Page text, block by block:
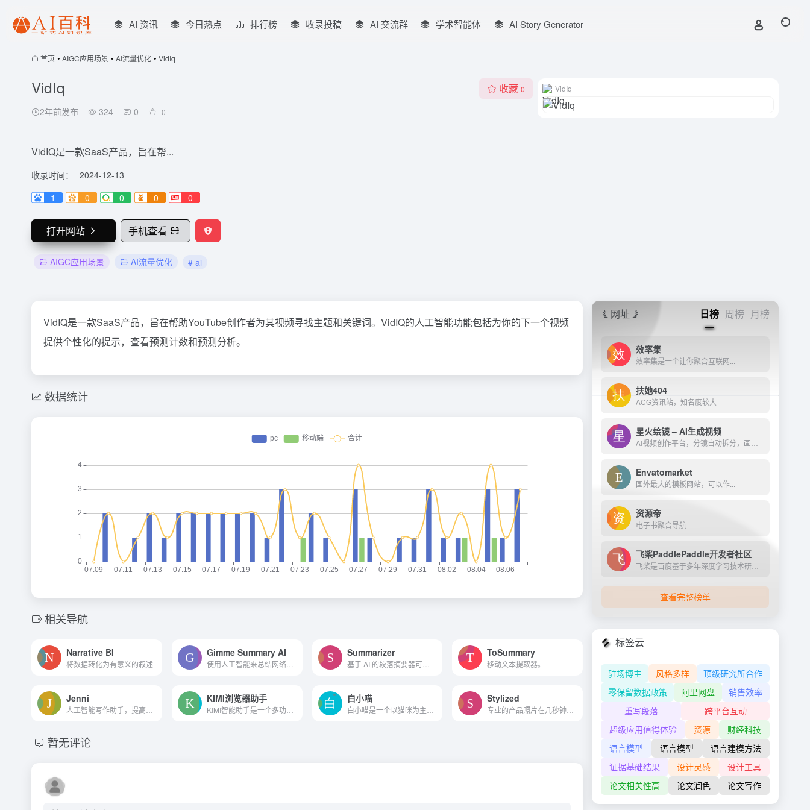
AI 资讯 今日热点 排行榜 收录投稿 AI 交流群 学术智能体 AI Story Generator
首页 • AIGC应用场景 • AI流量优化 • VidIq
VidIq
2年前发布 324 0 0
收藏 0
VidIQ是一款SaaS产品，旨在帮...
收录时间：
2024-12-13
1
0 0 0 0
打开网站 手机查看
AIGC应用场景 AI流量优化 # ai
VidIq
VidIQ是一款SaaS产品，旨在帮助YouTube创作者为其视频寻找主题和关键词。VidIQ的人工智能功能包括为你的下一个视频
提供个性化的提示，查看预测计数和预测分析。
数据统计
相关导航
Narrative BI
将数据转化为有意义的叙述
Gimme Summary AI
使用人工智能来总结网络上的文章。
Summarizer
基于 AI 的段落摘要器可确保准确性并在摘要文本时保持原始上下文。
ToSummary
移动文本提取器。
Jenni KIMI浏览器助手
KIMI智能助手是一个多功能的浏览器扩展工具，它通过智能化的交互方式，为用户提供了一种新的信息获取和处理方式。
白小喵 Stylized
暂无评论
网址 日榜 周榜 月榜
效率集
效率集是一个让你聚合互联网...
扶她404
ACG资讯站，知名度较大
星火绘镜 – AI生成视频
Envatomarket
国外最大的模板网站，可以作...
资源帝
电子书聚合导航
飞桨PaddlePaddle开发者社区
查看完整榜单
标签云
驻场博主 风格多样
顶级研究所合作
零保留数据政策
阿里网盘
销售效率
重写段落
跨平台互动
超级应用值得体验
资源
财经科技
语言模型
语言模型
语言建模方法
证据基础结果
设计灵感
设计工具
论文相关性高
论文润色 论文写作